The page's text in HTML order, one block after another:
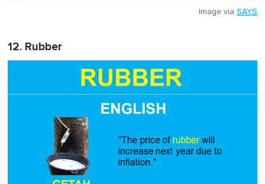
Image via SAYS
12. Rubber